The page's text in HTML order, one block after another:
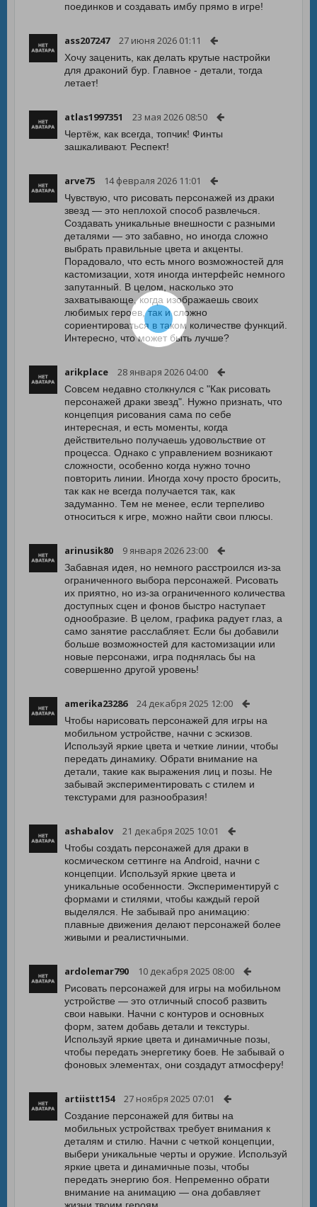
поединков и создавать имбу прямо в игре!
ass207247 27 июня 2026 01:11
Хочу заценить, как делать крутые настройки
для драконий бур. Главное - детали, тогда
летает!
atlas1997351 23 мая 2026 08:50
Чертёж, как всегда, топчик! Финты
зашкаливают. Респект!
arve75 14 февраля 2026 11:01
Чувствую, что рисовать персонажей из драки
звезд — это неплохой способ развлечься.
Создавать уникальные внешности с разными
деталями — это забавно, но иногда сложно
выбрать правильные цвета и акценты.
Порадовало, что есть много возможностей для
кастомизации, хотя иногда интерфейс немного
запутанный. В целом, насколько это
захватывающе, когда изображаешь своих
любимых героев, так и сложно
сориентироваться в таком количестве функций.
Интересно, что может быть лучше?
arikplace 28 января 2026 04:00
Совсем недавно столкнулся с "Как рисовать
персонажей драки звезд". Нужно признать, что
концепция рисования сама по себе
интересная, и есть моменты, когда
действительно получаешь удовольствие от
процесса. Однако с управлением возникают
сложности, особенно когда нужно точно
повторить линии. Иногда хочу просто бросить,
так как не всегда получается так, как
задуманно. Тем не менее, если терпеливо
относиться к игре, можно найти свои плюсы.
arinusik80 9 января 2026 23:00
Забавная идея, но немного расстроился из-за
ограниченного выбора персонажей. Рисовать
их приятно, но из-за ограниченного количества
доступных сцен и фонов быстро наступает
однообразие. В целом, графика радует глаз, а
само занятие расслабляет. Если бы добавили
больше возможностей для кастомизации или
новые персонажи, игра поднялась бы на
совершенно другой уровень!
amerika23286 24 декабря 2025 12:00
Чтобы нарисовать персонажей для игры на
мобильном устройстве, начни с эскизов.
Используй яркие цвета и четкие линии, чтобы
передать динамику. Обрати внимание на
детали, такие как выражения лиц и позы. Не
забывай экспериментировать с стилем и
текстурами для разнообразия!
ashabalov 21 декабря 2025 10:01
Чтобы создать персонажей для драки в
космическом сеттинге на Android, начни с
концепции. Используй яркие цвета и
уникальные особенности. Экспериментируй с
формами и стилями, чтобы каждый герой
выделялся. Не забывай про анимацию:
плавные движения делают персонажей более
живыми и реалистичными.
ardolemar790 10 декабря 2025 08:00
Рисовать персонажей для игры на мобильном
устройстве — это отличный способ развить
свои навыки. Начни с контуров и основных
форм, затем добавь детали и текстуры.
Используй яркие цвета и динамичные позы,
чтобы передать энергетику боев. Не забывай о
фоновых элементах, они создадут атмосферу!
artiistt154 27 ноября 2025 07:01
Создание персонажей для битвы на
мобильных устройствах требует внимания к
деталям и стилю. Начни с четкой концепции,
выбери уникальные черты и оружие. Используй
яркие цвета и динамичные позы, чтобы
передать энергию боя. Непременно обрати
внимание на анимацию — она добавляет